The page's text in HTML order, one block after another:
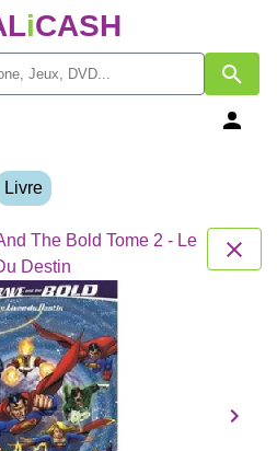
iCASH
Livre
The Bold Tome 2 - Le
Destin